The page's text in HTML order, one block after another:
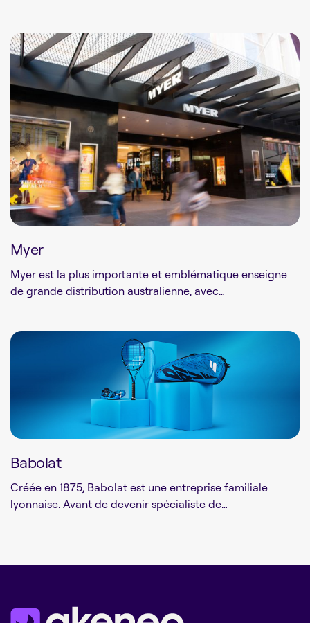
Myer
Myer est la plus importante et emblématique enseigne
de grande distribution australienne, avec…
Babolat
Créée en 1875, Babolat est une entreprise familiale
lyonnaise. Avant de devenir spécialiste de…